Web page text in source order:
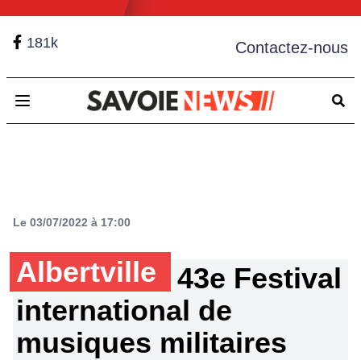
181k Contactez-nous
Open main menu
Le 03/07/2022 à 17:00
Albertville
43e Festival
international de
musiques militaires